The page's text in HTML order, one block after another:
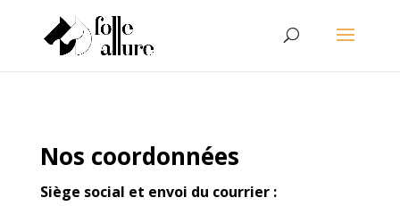
Nos coordonnées
Siège social et envoi du courrier :